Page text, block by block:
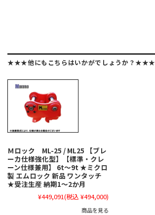
★★★他にもこちらはいかがでしょうか？★★★
Ｍロック ML-25 / ML25 【ブレ
ーカ仕様強化型】【標準・クレ
ーン仕様兼用】 6t～9t ★ミクロ
製 エムロック 新品 ワンタッチ
★受注生産 納期1～2か月
¥449,091(税込 ¥494,000)
商品を見る